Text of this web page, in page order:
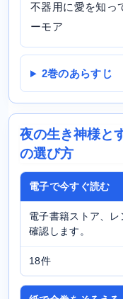
不器用に愛を知っ
ーモア
2巻のあらすじ
夜の生き神様と
の選び方
電子で今すぐ読む
電子書籍ストア、
確認します。
18件